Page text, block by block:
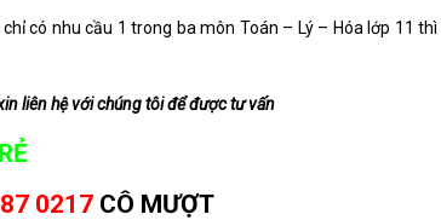
có nhu cầu 1 trong ba môn Toán – Lý – Hóa lớp 11 thì
liên hệ với chúng tôi để được tư vấn
0217 CÔ MƯỢT